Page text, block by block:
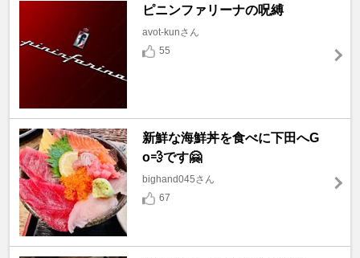
ピニンファリーナの呪縛
avot-kunさん
55
新鮮な海鮮丼を食べに下田へG
o💨です🤗
bighand045さん
67